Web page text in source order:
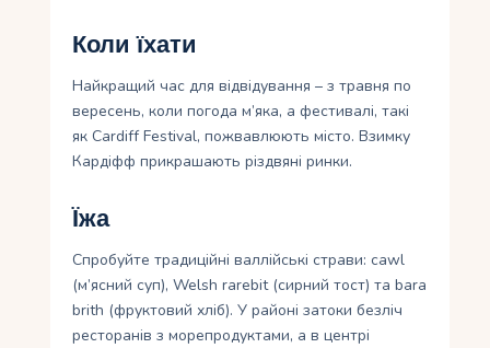
Коли їхати
Найкращий час для відвідування – з травня по
вересень, коли погода м’яка, а фестивалі, такі
як Cardiff Festival, пожвавлюють місто. Взимку
Кардіфф прикрашають різдвяні ринки.
Їжа
Спробуйте традиційні валлійські страви: cawl
(м’ясний суп), Welsh rarebit (сирний тост) та bara
brith (фруктовий хліб). У районі затоки безліч
ресторанів з морепродуктами, а в центрі